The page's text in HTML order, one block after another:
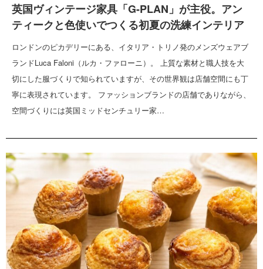
英国ヴィンテージ家具「G-PLAN」が主役。アン
ティークと色使いでつくる初夏の洗練インテリア
ロンドンのピカデリーにある、イタリア・トリノ発のメンズウェアブ
ランドLuca Faloni（ルカ・ファローニ）。 上質な素材と職人技を大
切にした服づくりで知られていますが、その世界観は店舗空間にも丁
寧に表現されています。 ファッションブランドの店舗でありながら、
空間づくりには英国ミッドセンチュリー家…